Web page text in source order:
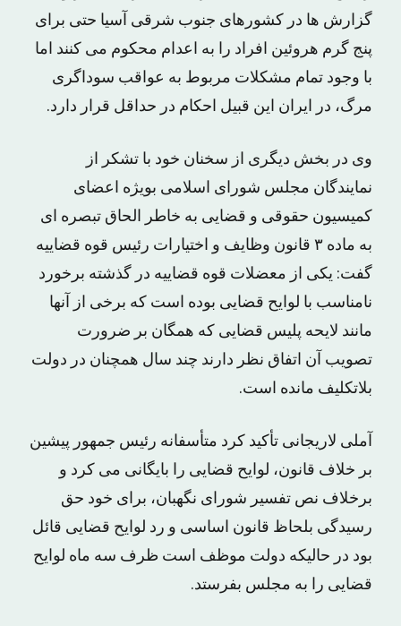
گزارش ها در کشورهای جنوب شرقی آسیا حتی برای
پنج گرم هروئین افراد را به اعدام محکوم می کنند اما
با وجود تمام مشکلات مربوط به عواقب سوداگری
مرگ، در ایران این قبیل احکام در حداقل قرار دارد.
وی در بخش دیگری از سخنان خود با تشکر از
نمایندگان مجلس شورای اسلامی بویژه اعضای
کمیسیون حقوقی و قضایی به خاطر الحاق تبصره ای
به ماده ۳ قانون وظایف و اختیارات رئیس قوه قضاییه
گفت: یکی از معضلات قوه قضاییه در گذشته برخورد
نامناسب با لوایح قضایی بوده است که برخی از آنها
مانند لایحه پلیس قضایی که همگان بر ضرورت
تصویب آن اتفاق نظر دارند چند سال همچنان در دولت
بلاتکلیف مانده است.
آملی لاریجانی تأکید کرد متأسفانه رئیس جمهور پیشین
بر خلاف قانون، لوایح قضایی را بایگانی می کرد و
برخلاف نص تفسیر شورای نگهبان، برای خود حق
رسیدگی بلحاظ قانون اساسی و رد لوایح قضایی قائل
بود در حالیکه دولت موظف است ظرف سه ماه لوایح
قضایی را به مجلس بفرستد.